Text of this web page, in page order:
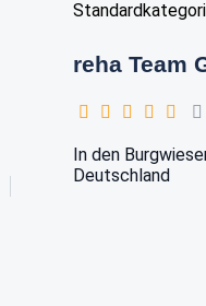
reha Team
In den
Deutschland